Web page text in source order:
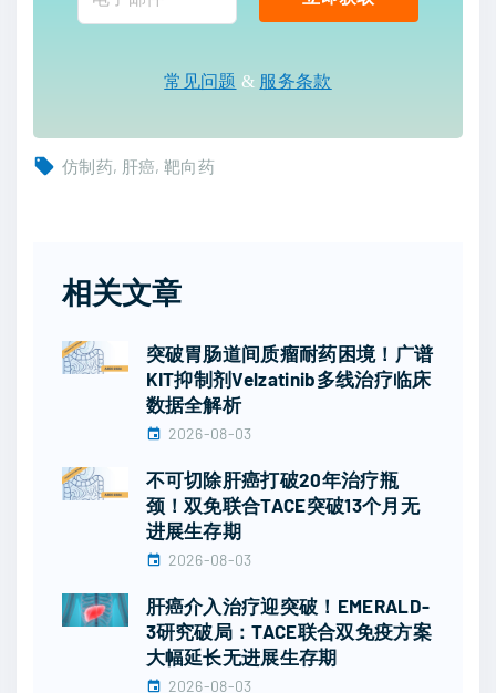
常见问题 & 服务条款
仿制药 肝癌 靶向药
相关文章
突破胃肠道间质瘤耐药困境！广谱
KIT抑制剂Velzatinib多线治疗临床
数据全解析
2026-08-03
不可切除肝癌打破20年治疗瓶
颈！双免联合TACE突破13个月无
进展生存期
2026-08-03
肝癌介入治疗迎突破！EMERALD-
3研究破局：TACE联合双免疫方案
大幅延长无进展生存期
2026-08-03